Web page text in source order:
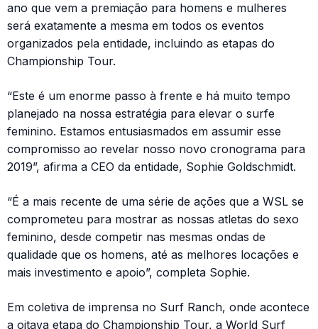
ano que vem a premiação para homens e mulheres
será exatamente a mesma em todos os eventos
organizados pela entidade, incluindo as etapas do
Championship Tour.
“Este é um enorme passo à frente e há muito tempo
planejado na nossa estratégia para elevar o surfe
feminino. Estamos entusiasmados em assumir esse
compromisso ao revelar nosso novo cronograma para
2019”, afirma a CEO da entidade, Sophie Goldschmidt.
“É a mais recente de uma série de ações que a WSL se
comprometeu para mostrar as nossas atletas do sexo
feminino, desde competir nas mesmas ondas de
qualidade que os homens, até as melhores locações e
mais investimento e apoio”, completa Sophie.
Em coletiva de imprensa no Surf Ranch, onde acontece
a oitava etapa do Championship Tour, a World Surf